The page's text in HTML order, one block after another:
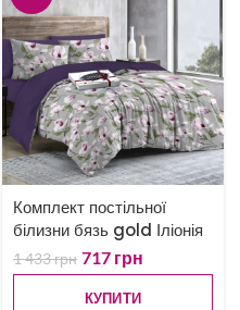
Комплект постільної
білизни бязь gold Іліонія
1 433грн 717 грн
КУПИТИ